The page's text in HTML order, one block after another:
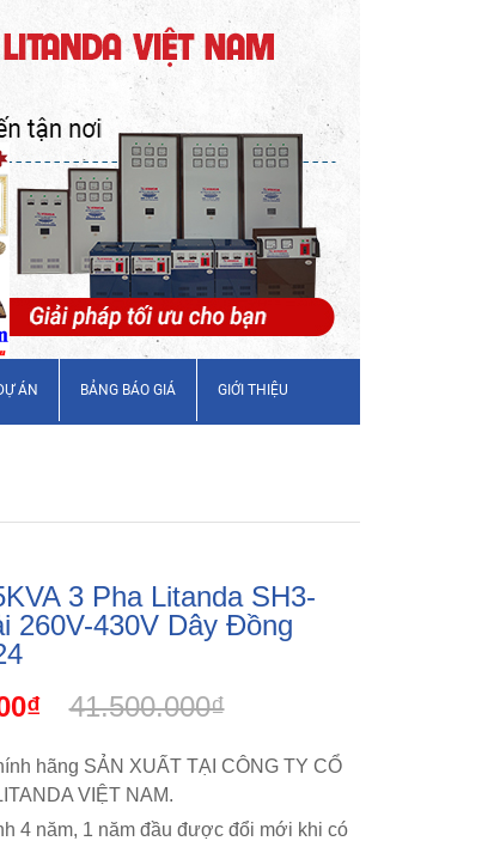
ÁN BẢNG BÁO GIÁ GIỚI THIỆU
3 Pha Litanda SH3-
260V-430V Dây Đồng
41.500.000₫
hãng SẢN XUẤT TẠI CÔNG TY CỔ
VIỆT NAM.
4 năm, 1 năm đầu được đổi mới khi có